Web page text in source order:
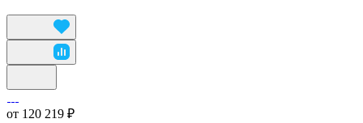
от 120 219 ₽